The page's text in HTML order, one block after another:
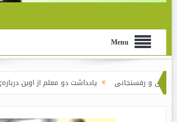
Menu
یادداشت دو معلم از اوین درباره‌ی